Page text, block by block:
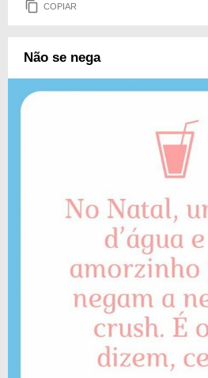
COPIAR
Não se nega